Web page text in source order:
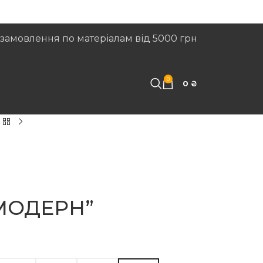
по матеріалам від 5000 грн
0 0 ₴